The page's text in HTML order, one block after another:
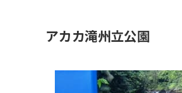
アカカ滝州立公園